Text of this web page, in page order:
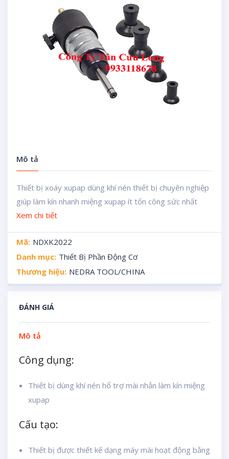
Mô tả
Thiết bị xoáy xupap dùng khí nén thiết bị chuyên nghiệp
giúp làm kín nhanh miệng xupap ít tốn công sức nhất
Xem chi tiết
Mã: NDXK2022
Danh mục: Thiết Bị Phần Động Cơ
Thương hiệu: NEDRA TOOL/CHINA
ĐÁNH GIÁ
Mô tả
Công dụng:
Thiết bị dùng khí nén hổ trợ mài nhẳn làm kín miệng
xupap
Cấu tạo:
Thiết bị được thiết kế dạng máy mài hoạt động bằng